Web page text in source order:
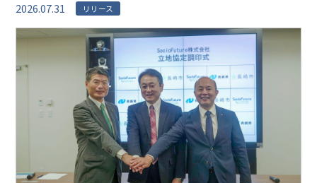
2026.07.31 リリース